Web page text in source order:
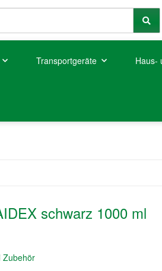
Transportgeräte Haus-
schwarz 1000 ml
Zubehör